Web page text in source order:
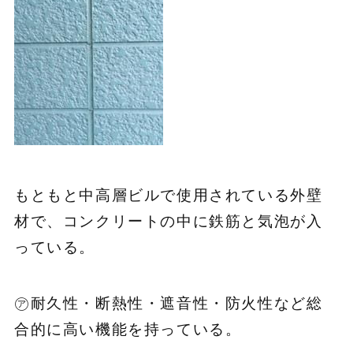
もともと中高層ビルで使用されている外壁
材で、コンクリートの中に鉄筋と気泡が入
っている。
㋐耐久性・断熱性・遮音性・防火性など総
合的に高い機能を持っている。